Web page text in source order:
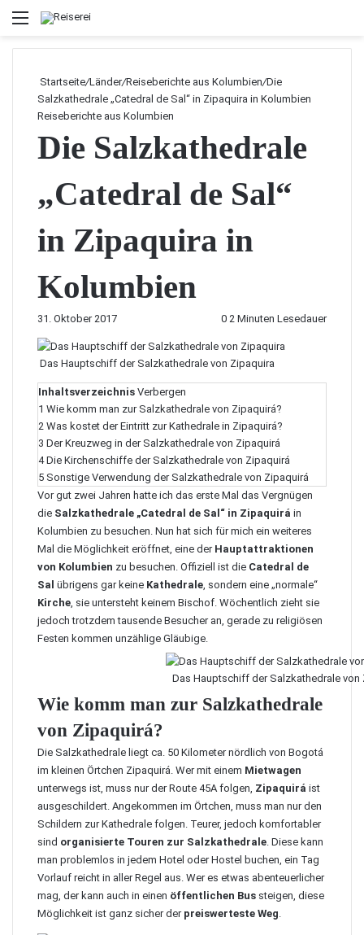
Menü
Startseite/Länder/Reiseberichte aus Kolumbien/Die
Salzkathedrale „Catedral de Sal“ in Zipaquira in Kolumbien
Reiseberichte aus Kolumbien
Die Salzkathedrale
„Catedral de Sal“
in Zipaquira in
Kolumbien
31. Oktober 2017 0 2 Minuten Lesedauer
Das Hauptschiff der Salzkathedrale von Zipaquira
Inhaltsverzeichnis Verbergen
1 Wie komm man zur Salzkathedrale von Zipaquirá?
2 Was kostet der Eintritt zur Kathedrale in Zipaquirá?
3 Der Kreuzweg in der Salzkathedrale von Zipaquirá
4 Die Kirchenschiffe der Salzkathedrale von Zipaquirá
5 Sonstige Verwendung der Salzkathedrale von Zipaquirá
Vor gut zwei Jahren hatte ich das erste Mal das Vergnügen
die Salzkathedrale „Catedral de Sal“ in Zipaquirá in
Kolumbien zu besuchen. Nun hat sich für mich ein weiteres
Mal die Möglichkeit eröffnet, eine der Hauptattraktionen
von Kolumbien zu besuchen. Offiziell ist die Catedral de
Sal übrigens gar keine Kathedrale, sondern eine „normale“
Kirche, sie untersteht keinem Bischof. Wöchentlich zieht sie
jedoch trotzdem tausende Besucher an, gerade zu religiösen
Festen kommen unzählige Gläubige.
Das Hauptschiff der Salzkathedrale von
Wie komm man zur Salzkathedrale
von Zipaquirá?
Die Salzkathedrale liegt ca. 50 Kilometer nördlich von Bogotá
im kleinen Örtchen Zipaquirá. Wer mit einem Mietwagen
unterwegs ist, muss nur der Route 45A folgen, Zipaquirá ist
ausgeschildert. Angekommen im Örtchen, muss man nur den
Schildern zur Kathedrale folgen. Teurer, jedoch komfortabler
sind organisierte Touren zur Salzkathedrale. Diese kann
man problemlos in jedem Hotel oder Hostel buchen, ein Tag
Vorlauf reicht in aller Regel aus. Wer es etwas abenteuerlicher
mag, der kann auch in einen öffentlichen Bus steigen, diese
Möglichkeit ist ganz sicher der preiswerteste Weg.